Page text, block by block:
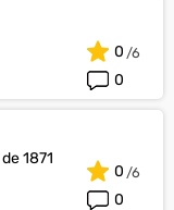
0
0
1871
0
0